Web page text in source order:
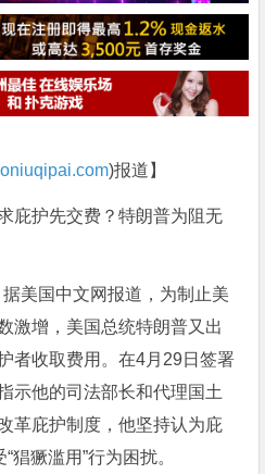
)报道】
护先交费？特朗普为阻无
国中文网报道，为制止美
激增，美国总统特朗普又出
者收取费用。在4月29日签署
示他的司法部长和代理国土
革庇护制度，他坚持认为庇
猖獗滥用”行为困扰。